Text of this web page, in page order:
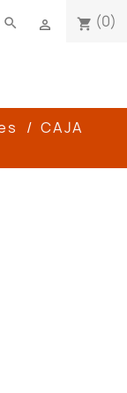
shopping_cart (0)

search
CAJA